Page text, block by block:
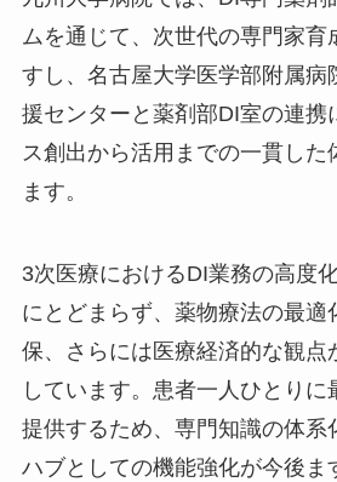
ムを通じて、次世代の専門家育
すし、名古屋大学医学部附属病
援センターと薬剤部DI室の連携
ス創出から活用までの一貫した
ます。
3次医療におけるDI業務の高度
にとどまらず、薬物療法の最適
保、さらには医療経済的な観点
しています。患者一人ひとりに
提供するため、専門知識の体系
ハブとしての機能強化が今後ま